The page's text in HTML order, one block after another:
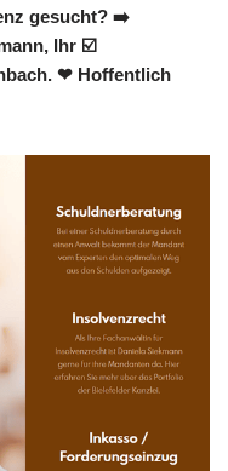
gesucht? ➡️
Ihr ☑️
❤ Hoffentlich